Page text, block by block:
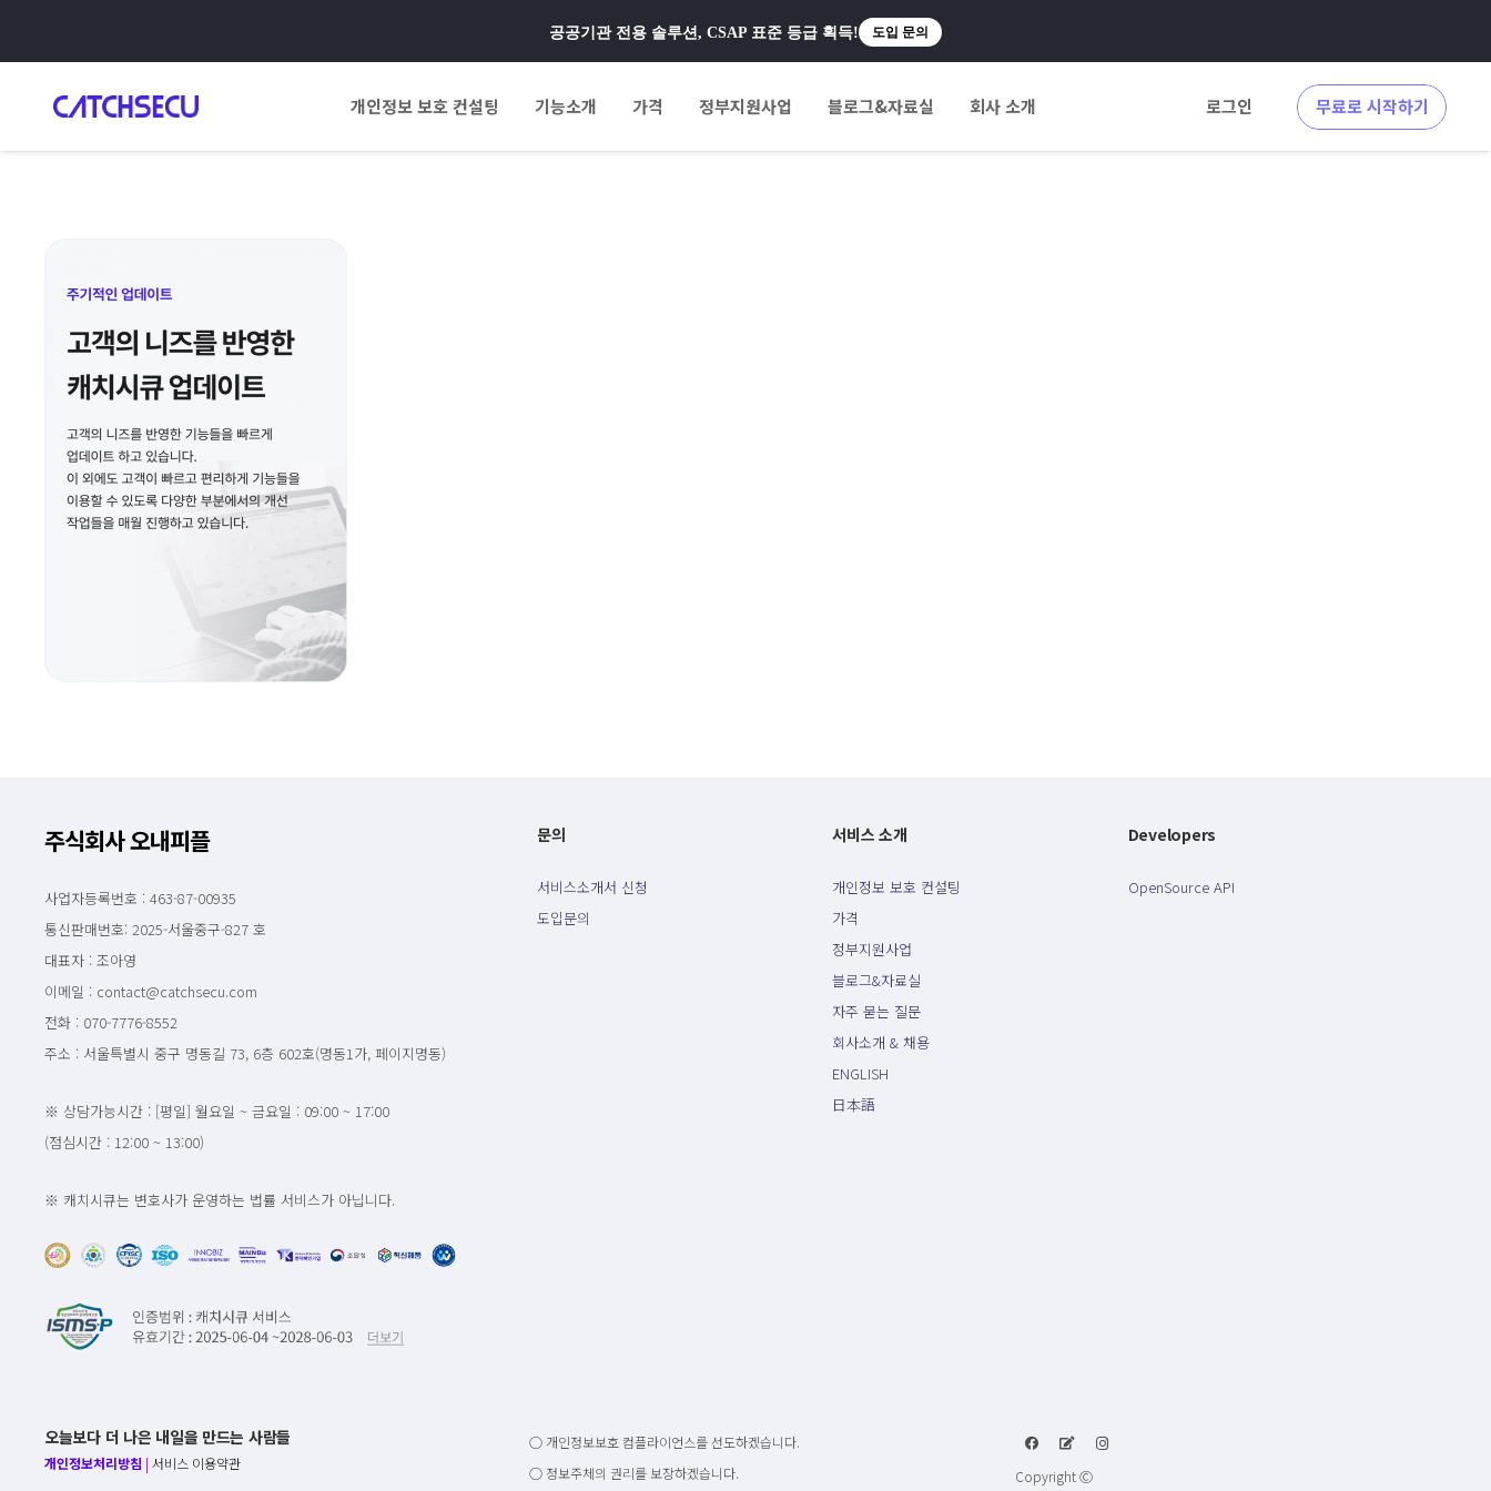
공공기관 전용 솔루션, CSAP 표준 등급 획득! 도입 문의
개인정보 보호 컨설팅 기능소개 가격 정부지원사업 블로그&자료실 회사 소개 로그인 무료로 시작하기
주식회사 오내피플
사업자등록번호 : 463-87-00935
통신판매번호: 2025-서울중구-827 호
대표자 : 조아영
이메일 : contact@catchsecu.com
전화 : 070-7776-8552
주소 : 서울특별시 중구 명동길 73, 6층 602호(명동1가, 페이지명동)
※ 상담가능시간 : [평일] 월요일 ~ 금요일 : 09:00 ~ 17:00
(점심시간 : 12:00 ~ 13:00)
※ 캐치시큐는 변호사가 운영하는 법률 서비스가 아닙니다.
문의
서비스소개서 신청
도입문의
서비스 소개
개인정보 보호 컨설팅
가격
정부지원사업
블로그&자료실
자주 묻는 질문
회사소개 & 채용
ENGLISH
日本語
Developers
OpenSource API
오늘보다 더 나은 내일을 만드는 사람들
개인정보처리방침 | 서비스 이용약관
○ 개인정보보호 컴플라이언스를 선도하겠습니다.
○ 정보주체의 권리를 보장하겠습니다.
Copyright Ⓒ